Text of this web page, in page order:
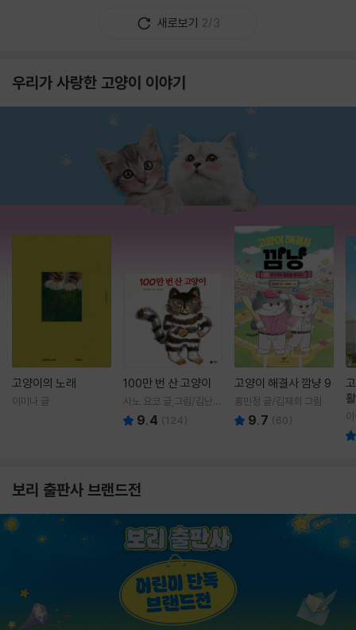
새로보기 2/3
우리가 사랑한 고양이 이야기
고양이의 노래
이미나 글
100만 번 산 고양이
사노 요코 글,그림/김난주
역 9.4 (124)
고양이 해결사 깜냥 9
홍민정 글/김재희 그림
9.7 (60)
보리 출판사 브랜드전